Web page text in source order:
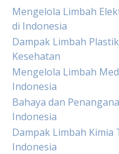
Mengelola Limbah
di Indonesia
Dampak Limbah
Kesehatan
Mengelola Limbah
Indonesia
Bahaya dan
Indonesia
Dampak Limbah
Indonesia